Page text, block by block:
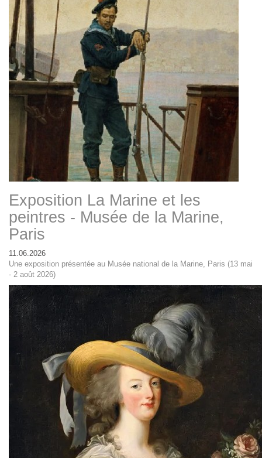
Exposition La Marine et les
peintres - Musée de la Marine,
Paris
11.06.2026
Une exposition présentée au Musée national de la Marine, Paris (13 mai
- 2 août 2026)